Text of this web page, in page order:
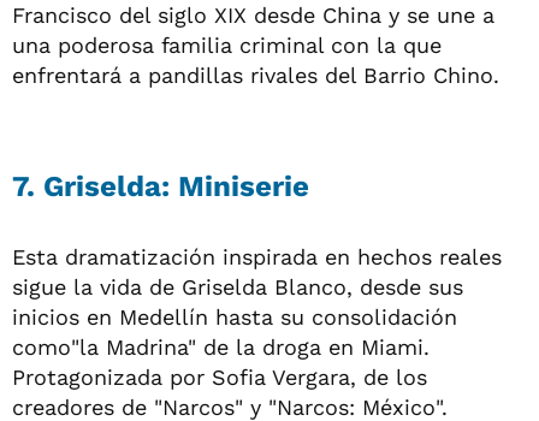
Francisco del siglo XIX desde China y se une a
una poderosa familia criminal con la que
enfrentará a pandillas rivales del Barrio Chino.
7. Griselda: Miniserie
Esta dramatización inspirada en hechos reales
sigue la vida de Griselda Blanco, desde sus
inicios en Medellín hasta su consolidación
como"la Madrina" de la droga en Miami.
Protagonizada por Sofia Vergara, de los
creadores de "Narcos" y "Narcos: México".